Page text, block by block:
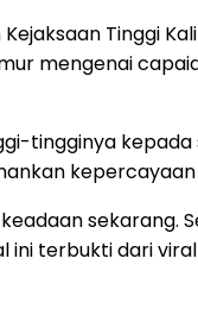
Tinggi
mengenai
tingginya
sekarang.
ini terbukti dari